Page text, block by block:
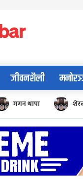
जीवनशैली
गगन थापा